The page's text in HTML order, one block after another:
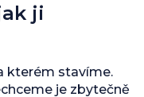
ji
kterém stavíme.
je zbytečně